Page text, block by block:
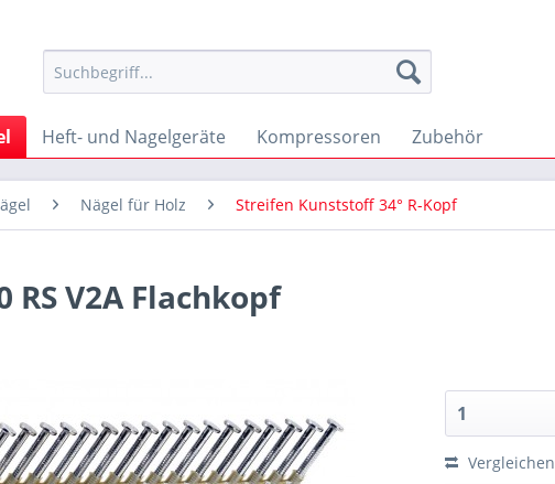
Heft- und Nagelgeräte Kompressoren Zubehör
Nägel für Holz Streifen Kunststoff 34° R-Kopf
RS V2A Flachkopf
Vergleichen